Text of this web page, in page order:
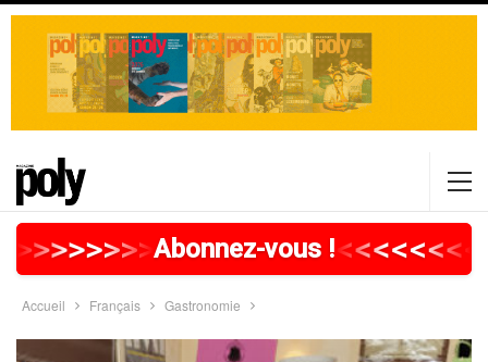
>>>>>>>>>>>>>>>>>
Abonnez-vous !<<<<<<<<
Accueil Français Gastronomie